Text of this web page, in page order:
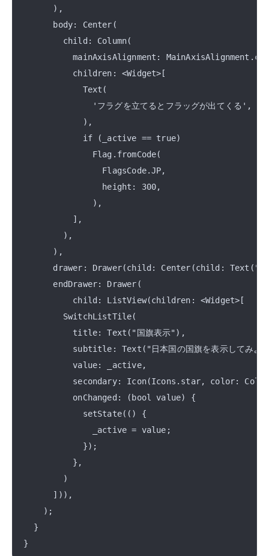
      ),
      body: Center(
        child: Column(
mainAxisAlignment:
          children: <Widget>[
            Text(
              'フラグを立てるとフラッグが出てくる',
            ),
            if (_active == true)
              Flag.fromCode(
                FlagsCode.JP,
                height: 300,
              ),
          ],
        ),
      ),
drawer: Drawer(child: Center(child: Text("ひ
      endDrawer: Drawer(
          child: ListView(children: <Widget>[
        SwitchListTile(
          title: Text("国旗表示"),
subtitle: Text("日本国の国旗を表示してみよ
          value: _active,
secondary: Icon(Icons.star, color:
          onChanged: (bool value) {
            setState(() {
              _active = value;
            });
          },
        )
      ])),
    );
  }